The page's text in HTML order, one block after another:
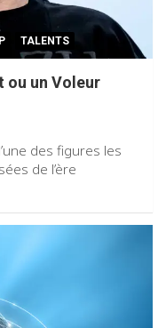
TALENTS
ou un Voleur
des figures les
de l’ère